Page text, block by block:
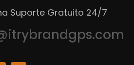
Suporte Gratuito 24/7